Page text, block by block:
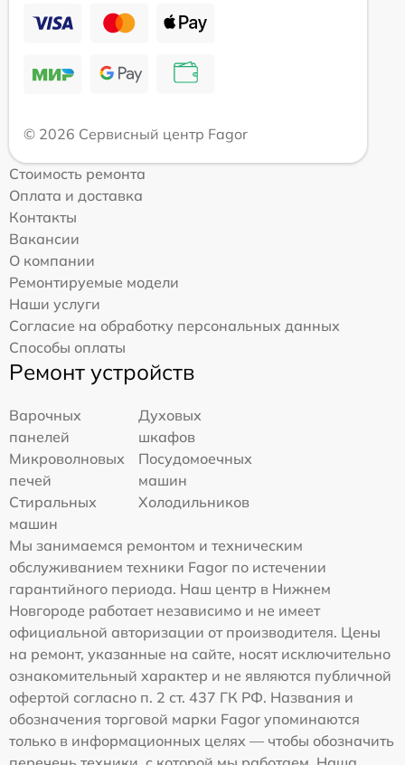
© 2026 Сервисный центр Fagor
Стоимость ремонта
Оплата и доставка
Контакты
Вакансии
О компании
Ремонтируемые модели
Наши услуги
Согласие на обработку персональных данных
Способы оплаты
Ремонт устройств
Варочных
панелей
Духовых
шкафов
Микроволновых
печей
Посудомоечных
машин
Стиральных
машин
Холодильников
Мы занимаемся ремонтом и техническим
обслуживанием техники Fagor по истечении
гарантийного периода. Наш центр в Нижнем
Новгороде работает независимо и не имеет
официальной авторизации от производителя. Цены
на ремонт, указанные на сайте, носят исключительно
ознакомительный характер и не являются публичной
офертой согласно п. 2 ст. 437 ГК РФ. Названия и
обозначения торговой марки Fagor упоминаются
только в информационных целях — чтобы обозначить